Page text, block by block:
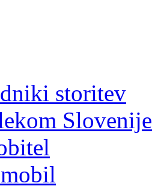
storitev
Slovenije